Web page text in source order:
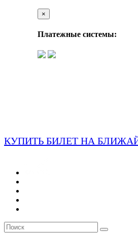
×
Платежные системы:
КУПИТЬ БИЛЕТ НА